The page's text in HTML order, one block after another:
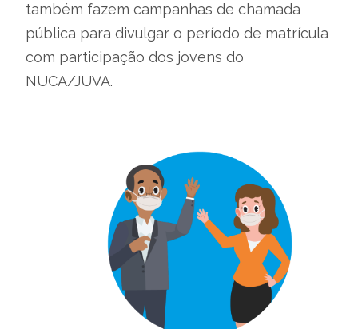
também fazem campanhas de chamada
pública para divulgar o período de matrícula
com participação dos jovens do
NUCA/JUVA.